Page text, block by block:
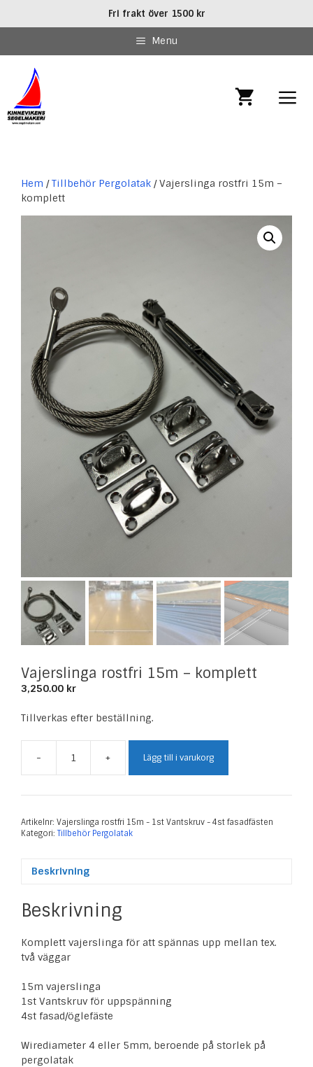
Fri frakt över 1500 kr
Menu
Hem /Tillbehör Pergolatak / Vajerslinga rostfri 15m –
komplett
Vajerslinga rostfri 15m – komplett
3,250.00 kr
Tillverkas efter beställning.
-
Vajerslinga
rostfri
15m
komplett
mängd
+ Lägg till i varukorg
Artikelnr: Vajerslinga rostfri 15m - 1st Vantskruv - 4st fasadfästen
Kategori:Tillbehör Pergolatak
Beskrivning
Beskrivning
Komplett vajerslinga för att spännas upp mellan tex.
två väggar
15m vajerslinga
1st Vantskruv för uppspänning
4st fasad/öglefäste
Wirediameter 4 eller 5mm, beroende på storlek på
pergolatak